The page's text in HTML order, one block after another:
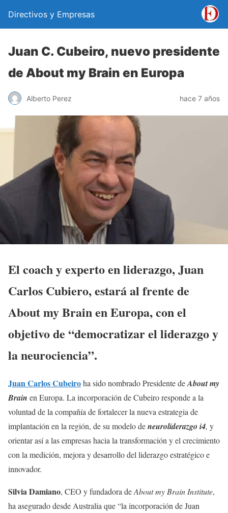
Directivos y Empresas
Juan C. Cubeiro, nuevo presidente
de About my Brain en Europa
Alberto Perez hace 7 años
El coach y experto en liderazgo, Juan
Carlos Cubiero, estará al frente de
About my Brain en Europa, con el
objetivo de “democratizar el liderazgo y
la neurociencia”.
Juan Carlos Cubeiroha sido nombrado Presidente deAbout my
Brain en Europa. La incorporación de Cubeiro responde a la
voluntad de la compañía de fortalecer la nueva estrategia de
implantación en la región, de su modelo deneuroliderazgo i4, y
orientar así a las empresas hacia la transformación y el crecimiento
con la medición, mejora y desarrollo del liderazgo estratégico e
innovador.
Silvia Damiano, CEO y fundadora deAbout my Brain Institute,
ha asegurado desde Australia que “la incorporación de Juan